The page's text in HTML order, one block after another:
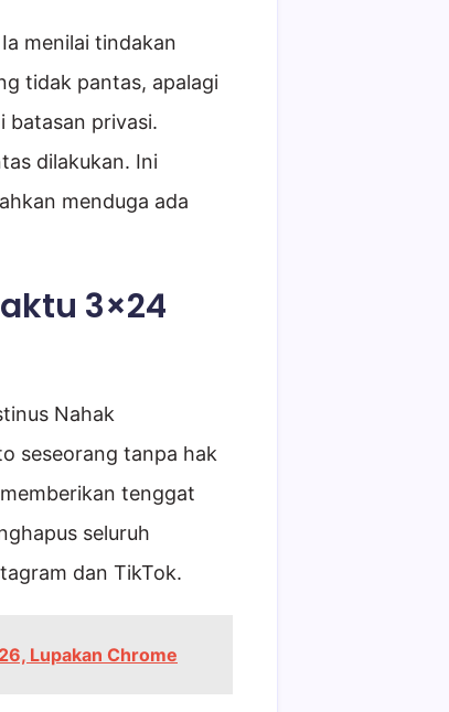
menilai tindakan
tidak pantas, apalagi
batasan privasi.
dilakukan. Ini
menduga ada
3×24
Nahak
seseorang tanpa hak
tenggat
seluruh
dan TikTok.
Lupakan Chrome